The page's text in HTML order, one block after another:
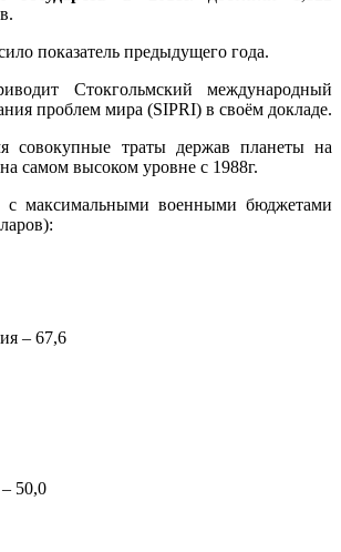
показатель предыдущего года.
Стокгольмский международный
проблем мира (SIPRI) в своём докладе.
совокупные траты держав планеты на
самом высоком уровне с 1988г.
максимальными военными бюджетами
– 67,6
50,0